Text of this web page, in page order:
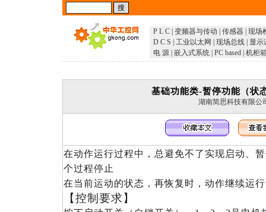
P L C 变频器与传动 传感器 现场
D C S
工业以太网 现场总线
显示
电 源 嵌入式系统 PC based 机柜
基础功能类-暂停功能（状
湖南简思科技有限公
在动作运行过程中，总避免不了实现启动、
个过程停止
在当前运动的状态，再恢复时，动作继续运
【控制要求】